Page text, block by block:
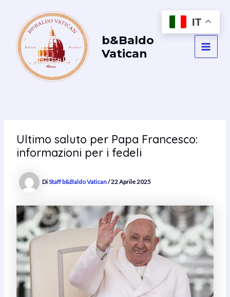
contenuto
b&Baldo
Vatican
Ultimo saluto per Papa Francesco:
informazioni per i fedeli
DiStaff b&Baldo Vatican/22 Aprile 2025
IT